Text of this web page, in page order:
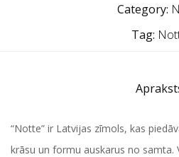
Category:
Tag:
“Notte” ir Latvijas zīmols, kas
krāsu un formu auskarus no samta.